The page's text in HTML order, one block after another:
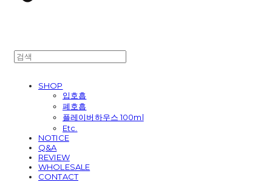
SHOP
입호흡
폐호흡
플레이버하우스 100ml
Etc.
NOTICE
Q&A
REVIEW
WHOLESALE
CONTACT